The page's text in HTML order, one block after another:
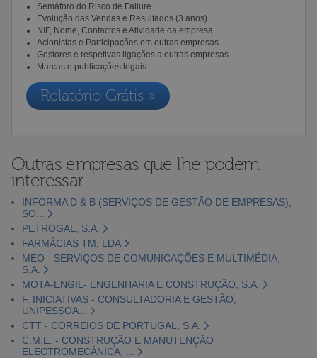
Semáforo do Risco de Failure
Evolução das Vendas e Resultados (3 anos)
NIF, Nome, Contactos e Atividade da empresa
Acionistas e Participações em outras empresas
Gestores e respetivas ligações a outras empresas
Marcas e publicações legais
Relatório Grátis »
Outras empresas que lhe podem
interessar
INFORMA D & B (SERVIÇOS DE GESTÃO DE EMPRESAS),
SO...
PETROGAL, S.A.
FARMÁCIAS TM, LDA
MEO - SERVIÇOS DE COMUNICAÇÕES E MULTIMÉDIA,
S.A.
MOTA-ENGIL- ENGENHARIA E CONSTRUÇÃO, S.A.
F. INICIATIVAS - CONSULTADORIA E GESTÃO,
UNIPESSOA...
CTT - CORREIOS DE PORTUGAL, S.A.
C.M.E. - CONSTRUÇÃO E MANUTENÇÃO
ELECTROMECÂNICA, ...